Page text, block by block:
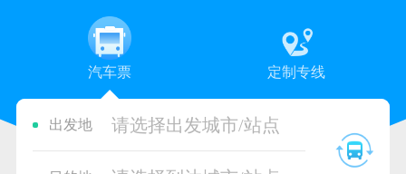
汽车票 定制专线
出发地 请选择出发城市/站点